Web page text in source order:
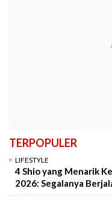
TERPOPULER
LIFESTYLE
4 Shio yang Menarik
2026: Segalanya